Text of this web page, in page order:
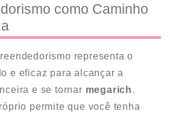
como Caminho
representa o
e eficaz para alcançar a
e se tornar megarich.
permite que você tenha